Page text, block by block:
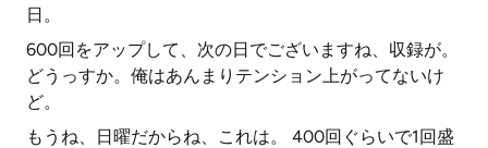
日。
600回をアップして、次の日でございますね、収録が。
どうっすか。俺はあんまりテンション上がってないけ
ど。
もうね、日曜だからね、これは。 400回ぐらいで1回盛